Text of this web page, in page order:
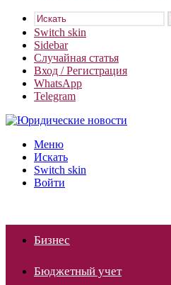
Switch skin
Sidebar
Случайная статья
Вход / Регистрация
WhatsApp
Telegram
Меню
Искать
Switch skin
Войти
Бизнес
Бюджетный учет